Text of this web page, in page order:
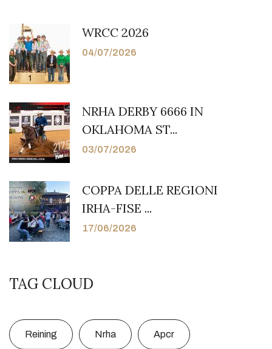
WRCC 2026
04/07/2026
NRHA DERBY 6666 IN
OKLAHOMA ST...
03/07/2026
COPPA DELLE REGIONI
IRHA-FISE ...
17/06/2026
TAG CLOUD
Reining Nrha Apcr